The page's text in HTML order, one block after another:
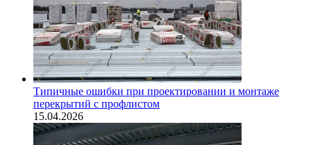
Типичные ошибки при проектировании и монтаже
перекрытий с профлистом
15.04.2026